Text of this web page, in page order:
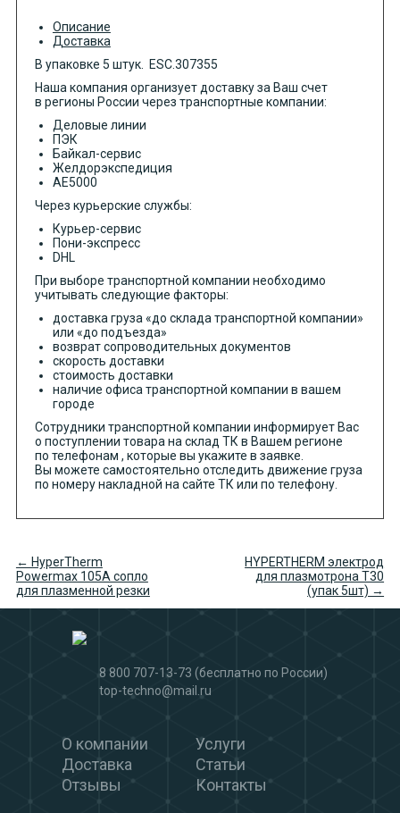
Описание
Доставка
В упаковке 5 штук. ESC.307355
Наша компания организует доставку за Ваш счет
в регионы России через транспортные компании:
Деловые линии
ПЭК
Байкал-сервис
Желдорэкспедиция
АЕ5000
Через курьерские службы:
Курьер-сервис
Пони-экспресс
DHL
При выборе транспортной компании необходимо
учитывать следующие факторы:
доставка груза «до склада транспортной компании»
или «до подъезда»
возврат сопроводительных документов
скорость доставки
стоимость доставки
наличие офиса транспортной компании в вашем
городе
Сотрудники транспортной компании информирует Вас
о поступлении товара на склад ТК в Вашем регионе
по телефонам , которые вы укажите в заявке.
Вы можете самостоятельно отследить движение груза
по номеру накладной на сайте ТК или по телефону.
← HyperTherm
Powermax 105А сопло
для плазменной резки
HYPERTHERM электрод
для плазмотрона Т30
(упак 5шт) →
8 800 707-13-73 (бесплатно по России)
top-techno@mail.ru
О компании
Услуги
Доставка
Статьи
Отзывы
Контакты